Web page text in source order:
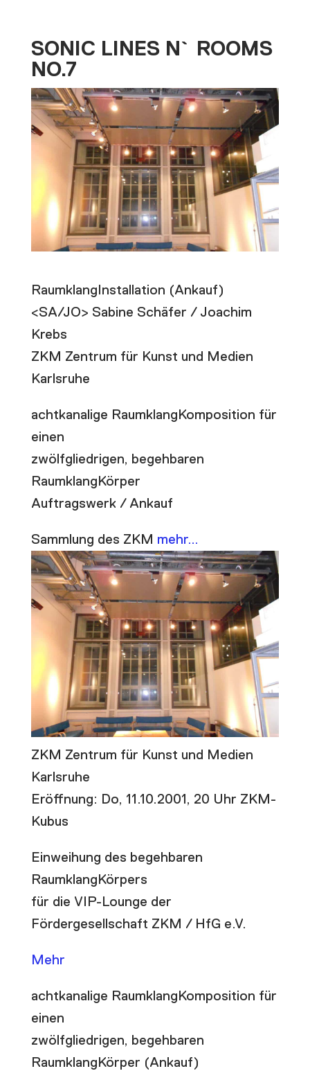
SONIC LINES N` ROOMS
NO.7
RaumklangInstallation (Ankauf)
<SA/JO> Sabine Schäfer / Joachim
Krebs
ZKM Zentrum für Kunst und Medien
Karlsruhe
achtkanalige RaumklangKomposition für
einen
zwölfgliedrigen, begehbaren
RaumklangKörper
Auftragswerk / Ankauf
Sammlung des ZKM mehr…
ZKM Zentrum für Kunst und Medien
Karlsruhe
Eröffnung: Do, 11.10.2001, 20 Uhr ZKM-
Kubus
Einweihung des begehbaren
RaumklangKörpers
für die VIP-Lounge der
Fördergesellschaft ZKM / HfG e.V.
Mehr
achtkanalige RaumklangKomposition für
einen
zwölfgliedrigen, begehbaren
RaumklangKörper (Ankauf)